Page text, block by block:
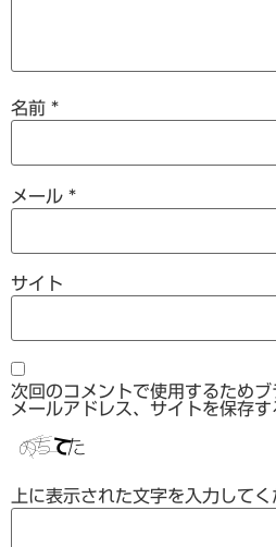
名前 *
メール *
サイト
次回のコメントで使用するためブ
メールアドレス、サイトを保存す
上に表示された文字を入力してく